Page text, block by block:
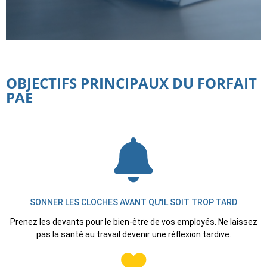
OBJECTIFS PRINCIPAUX DU FORFAIT
PAE
SONNER LES CLOCHES AVANT QU'IL SOIT TROP TARD
Prenez les devants pour le bien-être de vos employés. Ne laissez
pas la santé au travail devenir une réflexion tardive.